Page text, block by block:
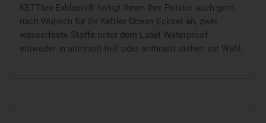
KETTtex-Exklusiv® fertigt Ihnen Ihre Polster auch gern
nach Wunsch für Ihr Kettler Ocean Eckset an, zwei
wasserfeste Stoffe unter dem Label Waterproof
entweder in anthrazit-hell oder anthrazit stehen zur Wahl.